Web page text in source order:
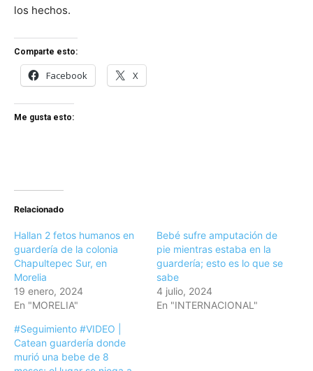
los hechos.
Comparte esto:
Facebook X
Me gusta esto:
Relacionado
Hallan 2 fetos humanos en
guardería de la colonia
Chapultepec Sur, en
Morelia
19 enero, 2024
En "MORELIA"
Bebé sufre amputación de
pie mientras estaba en la
guardería; esto es lo que se
sabe
4 julio, 2024
En "INTERNACIONAL"
#Seguimiento #VIDEO |
Catean guardería donde
murió una bebe de 8